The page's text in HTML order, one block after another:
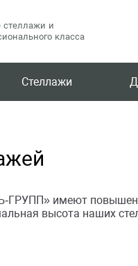
стеллажи и
класса
Стеллажи
ГРУПП» имеют
высота наших